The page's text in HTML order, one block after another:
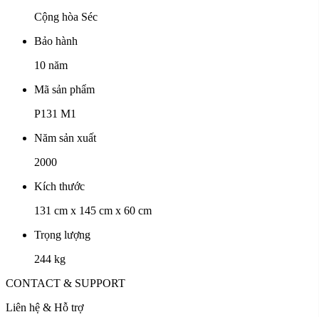
Cộng hòa Séc
Bảo hành
10 năm
Mã sản phẩm
P131 M1
Năm sản xuất
2000
Kích thước
131 cm x 145 cm x 60 cm
Trọng lượng
244 kg
CONTACT & SUPPORT
Liên hệ & Hỗ trợ